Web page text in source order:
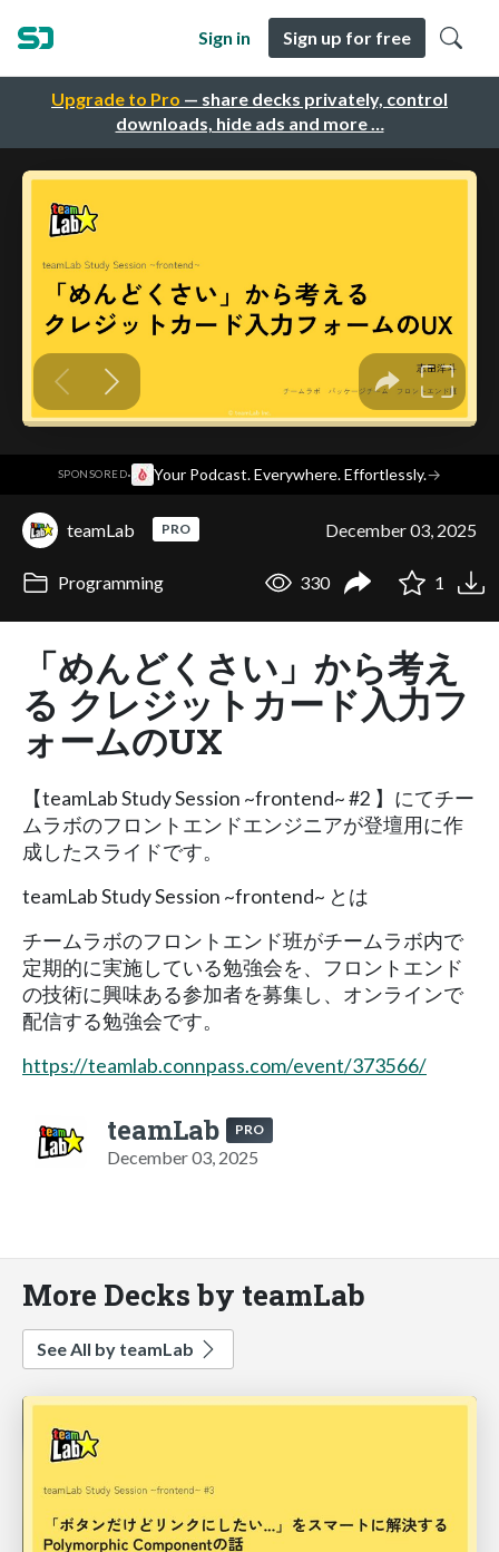
Upgrade to Pro — share decks privately, control
downloads, hide ads and more …
Sign in Sign up for free
SPONSORED· Your Podcast. Everywhere. Effortlessly.→
teamLab PRO December 03, 2025
Programming 330 1
「めんどくさい」から考え
る クレジットカード入力フ
ォームのUX
【teamLab Study Session ~frontend~ #2 】にてチー
ムラボのフロントエンドエンジニアが登壇用に作
成したスライドです。
teamLab Study Session ~frontend~ とは
チームラボのフロントエンド班がチームラボ内で
定期的に実施している勉強会を、フロントエンド
の技術に興味ある参加者を募集し、オンラインで
配信する勉強会です。
https://teamlab.connpass.com/event/373566/
teamLab PRO
December 03, 2025
More Decks by teamLab
See All by teamLab